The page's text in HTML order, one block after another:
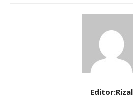
Editor:Rizal